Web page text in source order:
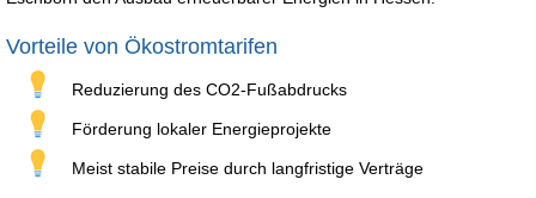
Vorteile von Ökostromtarifen
Reduzierung des CO2-Fußabdrucks
Förderung lokaler Energieprojekte
Meist stabile Preise durch langfristige Verträge